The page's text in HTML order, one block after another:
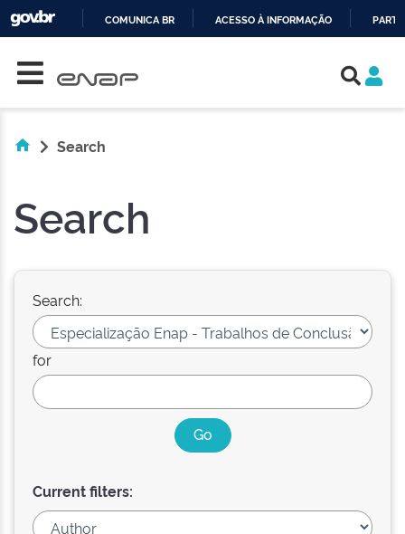
COMUNICA BR ACESSO À INFORMAÇÃO
Search
Search
Search:
for
Current filters: